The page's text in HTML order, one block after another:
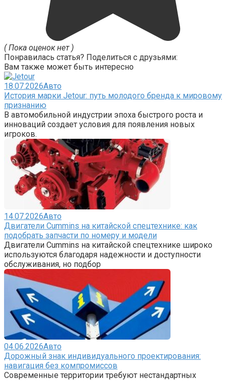
( Пока оценок нет )
Понравилась статья? Поделиться с друзьями:
Вам также может быть интересно
18.07.2026Авто
История марки Jetour: путь молодого бренда к мировому
признанию
В автомобильной индустрии эпоха быстрого роста и
инноваций создает условия для появления новых
игроков.
14.07.2026Авто
Двигатели Cummins на китайской спецтехнике: как
подобрать запчасти по номеру и модели
Двигатели Cummins на китайской спецтехнике широко
используются благодаря надежности и доступности
обслуживания, но подбор
04.06.2026Авто
Дорожный знак индивидуального проектирования:
навигация без компромиссов
Современные территории требуют нестандартных